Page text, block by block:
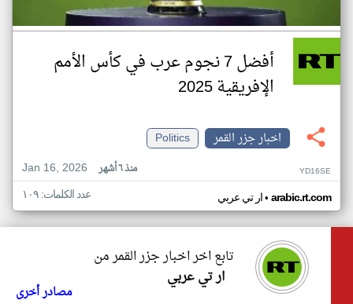
أفضل 7 نجوم عرب في كأس الأمم
الإفريقية 2025
اخبار جزر القمر
Politics
Jan 16, 2026
منذ ٦ أشهر YD16SE
ار تي عربي• arabic.rt.com عدد الكلمات: ١٠٩
تابع اخر اخبار جزر القمر من
ار تي عربي
مصادر أخرى